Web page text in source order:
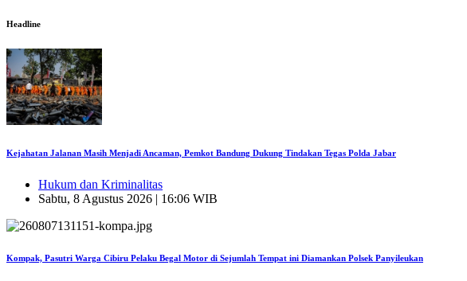
Headline
Kejahatan Jalanan Masih Menjadi Ancaman, Pemkot Bandung Dukung Tindakan Tegas Polda Jabar
Hukum dan Kriminalitas
Sabtu, 8 Agustus 2026 | 16:06 WIB
Kompak, Pasutri Warga Cibiru Pelaku Begal Motor di Sejumlah Tempat ini Diamankan Polsek Panyileukan